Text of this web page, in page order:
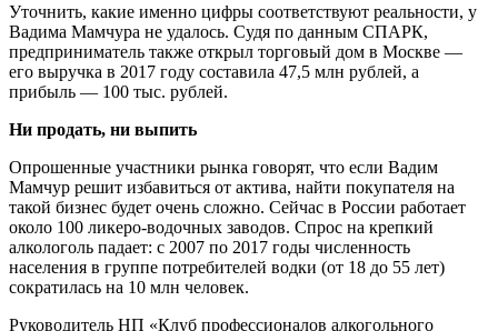
Уточнить, какие именно цифры соответствуют реальности, у
Вадима Мамчура не удалось. Судя по данным СПАРК,
предприниматель также открыл торговый дом в Москве —
его выручка в 2017 году составила 47,5 млн рублей, а
прибыль — 100 тыс. рублей.
Ни продать, ни выпить
Опрошенные участники рынка говорят, что если Вадим
Мамчур решит избавиться от актива, найти покупателя на
такой бизнес будет очень сложно. Сейчас в России работает
около 100 ликеро-водочных заводов. Спрос на крепкий
алкологоль падает: с 2007 по 2017 годы численность
населения в группе потребителей водки (от 18 до 55 лет)
сократилась на 10 млн человек.
Руководитель НП «Клуб профессионалов алкогольного